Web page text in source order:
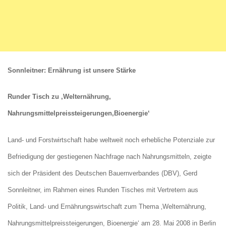
Sonnleitner: Ernährung ist unsere Stärke
Runder Tisch zu ‚Welternährung,
Nahrungsmittelpreissteigerungen,Bioenergie‘
Land- und Forstwirtschaft habe weltweit noch erhebliche Potenziale zur
Befriedigung der gestiegenen Nachfrage nach Nahrungsmitteln, zeigte
sich der Präsident des Deutschen Bauernverbandes (DBV), Gerd
Sonnleitner, im Rahmen eines Runden Tisches mit Vertretern aus
Politik, Land- und Ernährungswirtschaft zum Thema ‚Welternährung,
Nahrungsmittelpreissteigerungen, Bioenergie‘ am 28. Mai 2008 in Berlin